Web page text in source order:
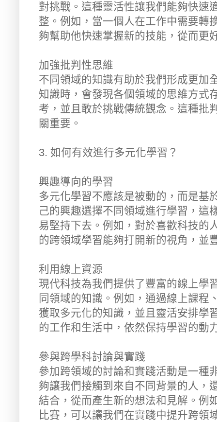
對挑戰。這種靈活性讓我們能夠快速
整。例如，當一個人在工作中需要轉
夠幫助他快速掌握新的技能，從而更
加強批判性思維
不同領域的知識有助於我們形成更加
知識時，會發現各個領域的思維方式
考，並且敢於挑戰傳統觀念。這種批
關重要。
3. 如何有效進行多元化學習？
興趣導向的學習
多元化學習不應該是被動的，而是基
己的興趣選擇不同領域進行學習，這
易堅持下去。例如，對於喜歡科技的
的跨領域學習能夠打開新的視角，並
利用線上資源
現代科技為我們提供了豐富的線上學
同領域的知識。例如，通過線上課程
獲取多元化的知識，並且靈活安排學
的工作和生活中，依然保持學習的動
參與跨學科討論與實踐
參加跨領域的討論和實踐活動是一種
夠讓我們接觸到來自不同背景的人，
結合，從而產生新的想法和見解。例
比賽，可以讓我們在實踐中提升跨領